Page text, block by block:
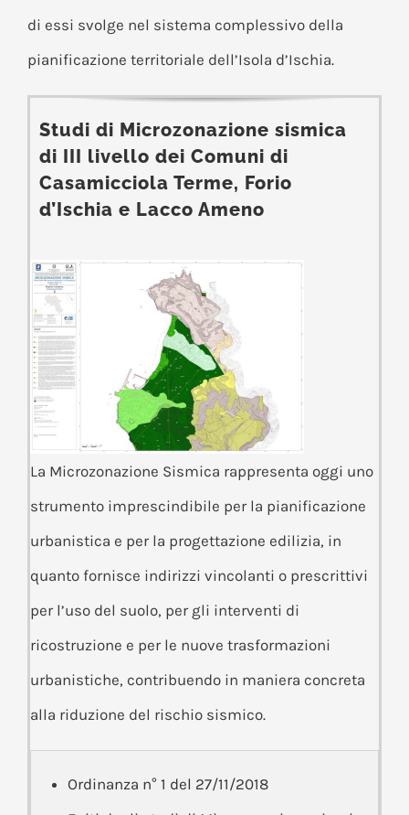
di essi svolge nel sistema complessivo della
pianificazione territoriale dell’Isola d’Ischia.
Studi di Microzonazione sismica
di III livello dei Comuni di
Casamicciola Terme, Forio
d’Ischia e Lacco Ameno
La Microzonazione Sismica rappresenta oggi uno
strumento imprescindibile per la pianificazione
urbanistica e per la progettazione edilizia, in
quanto fornisce indirizzi vincolanti o prescrittivi
per l’uso del suolo, per gli interventi di
ricostruzione e per le nuove trasformazioni
urbanistiche, contribuendo in maniera concreta
alla riduzione del rischio sismico.
Ordinanza n° 1 del 27/11/2018